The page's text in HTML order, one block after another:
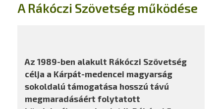
A Rákóczi Szövetség működése
Az 1989-ben alakult Rákóczi Szövetség
célja a Kárpát-medencei magyarság
sokoldalú támogatása hosszú távú
megmaradásáért folytatott